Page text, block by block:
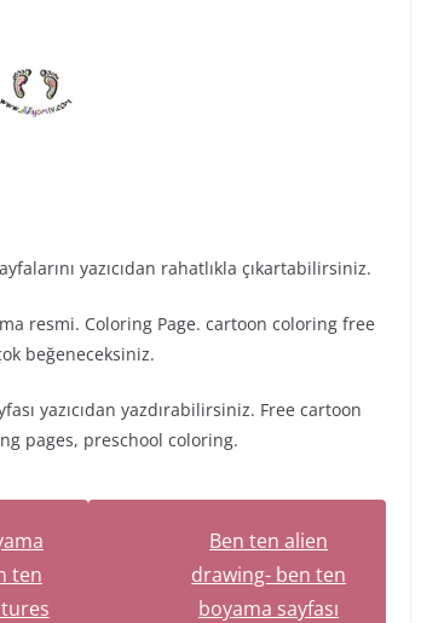
yazıcıdan rahatlıkla çıkartabilirsiniz.
resmi. Coloring Page. cartoon coloring free
beğeneceksiniz.
yazıcıdan yazdırabilirsiniz. Free cartoon
pages, preschool coloring.
ten
Ben ten alien
drawing- ben ten
boyama sayfası